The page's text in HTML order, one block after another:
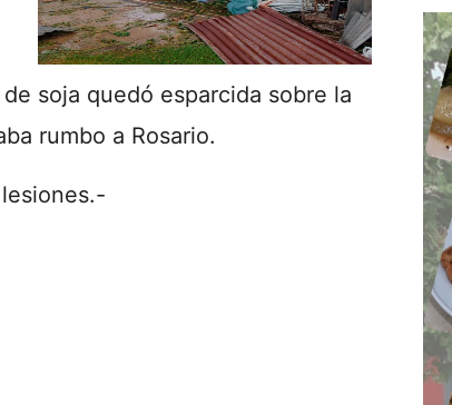
soja quedó esparcida sobre la
rumbo a Rosario.